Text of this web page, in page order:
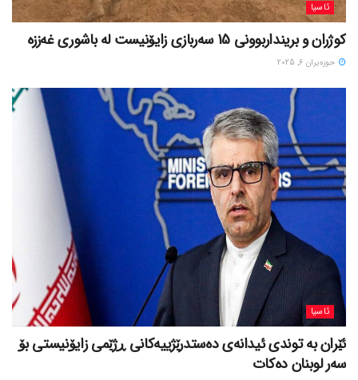
ئاسیا
کوژران و برینداربوونی 15 سەربازی زایۆنیست لە باشوری غەززە
حوزه‌یران 6, 2025
ئاسیا
ئێران بە توندی ئیدانەی دەستدرێژییەکانی ڕژێمی زایۆنیستی بۆ
سەر لوبنان دەکات